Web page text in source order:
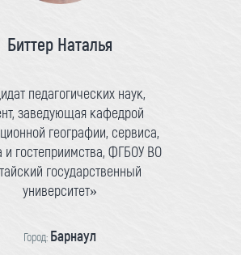
Биттер Наталья
педагогических наук,
заведующая кафедрой
географии, сервиса,
и гостеприимства, ФГБОУ ВО
государственный
университет»
Город: Барнаул